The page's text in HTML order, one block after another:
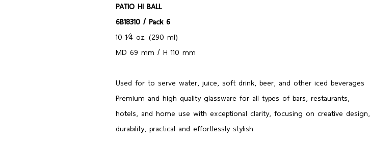
PATIO HI BALL
6B18310 / Pack 6
10 1⁄4 oz. (290 ml)
MD 69 mm / H 110 mm
Used for to serve water, juice, soft drink, beer, and other iced beverages
Premium and high quality glassware for all types of bars, restaurants,
hotels, and home use with exceptional clarity, focusing on creative design,
durability, practical and effortlessly stylish